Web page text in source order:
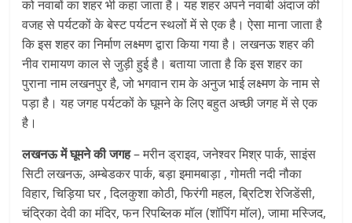
को नवाबों का शहर भी कहा जाता है। यह शहर अपने नवाबी अंदाज की
वजह से पर्यटकों के बेस्ट पर्यटन स्थलों में से एक है। ऐसा माना जाता है
कि इस शहर का निर्माण लक्ष्मण द्वारा किया गया है। लखनऊ शहर की
नीव रामायण काल से जुड़ी हुई है। बताया जाता है कि इस शहर का
पुराना नाम लखनपुर है, जो भगवान राम के अनुज भाई लक्ष्मण के नाम से
पड़ा है। यह जगह पर्यटकों के घूमने के लिए बहुत अच्छी जगह में से एक
है।
लखनऊ में घूमने की जगह– मरीन ड्राइव, जनेश्वर मिश्र पार्क, साइंस
सिटी लखनऊ, अम्बेडकर पार्क, बड़ा इमामबाड़ा , गोमती नदी नौका
विहार, चिड़िया घर , दिलकुशा कोठी, फिरंगी महल, ब्रिटिश रेजिडेंसी,
चंद्रिका देवी का मंदिर, फन रिपब्लिक मॉल (शॉपिंग मॉल), जामा मस्जिद,